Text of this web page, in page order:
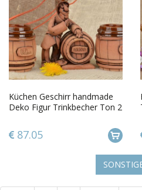
Küchen Geschirr handmade
Deko Figur Trinkbecher Ton 2
87.05